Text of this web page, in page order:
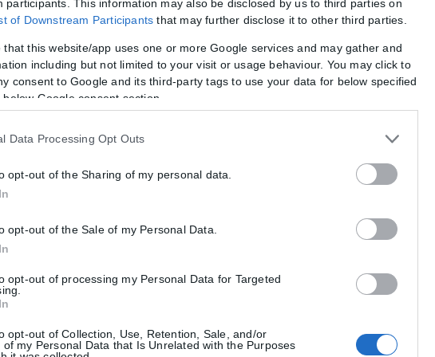
participants. This information may also be disclosed by us to third parties on
of Downstream Participants that may further disclose it to other third parties.
that this website/app uses one or more Google services and may gather and
including but not limited to your visit or usage behaviour. You may click to
consent to Google and its third-party tags to use your data for below specified
Google consent section.
Data Processing Opt Outs
opt-out of the Sharing of my personal data.
opt-out of the Sale of my Personal Data.
opt-out of processing my Personal Data for Targeted
opt-out of Collection, Use, Retention, Sale, and/or
of my Personal Data that Is Unrelated with the Purposes
4,4% σε σχέση με το 2022 (14.477 διαζύγια). Αναφορικά με τον τύπο
συναινετικά (80,8%) και 2.044 κατ’ αντιδικία (13,5%), ενώ για 856 διαζύγια
ομάδα ηλικιών 45- 49 ετών (20,1%), ενώ
66,1% των διαζυγίων που εκδόθηκαν πέρυσι αφορά σε γάμους που διήρκησαν 10
2023, από 33,4 έως 2022, από 34,2 έως 2021, από 41,2 έως 2020 και από 32,1
ή διαβατήριο τα ταξίδια στο εξωτερικό
ταυτότητες παύουν να ισχύουν ως ταξιδιωτικά έγγραφα για το εξωτερικό,